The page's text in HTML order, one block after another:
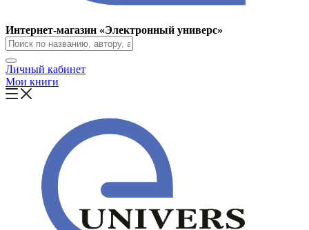
Интернет-магазин «Электронный универс»
Личный кабинет
Мои книги